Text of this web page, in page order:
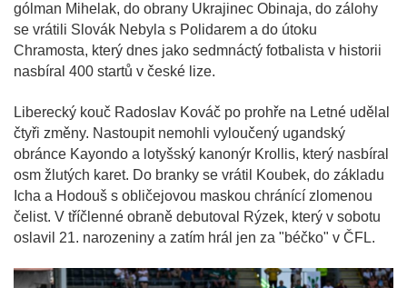
gólman Mihelak, do obrany Ukrajinec Obinaja, do zálohy
se vrátili Slovák Nebyla s Polidarem a do útoku
Chramosta, který dnes jako sedmnáctý fotbalista v historii
nasbíral 400 startů v české lize.
Liberecký kouč Radoslav Kováč po prohře na Letné udělal
čtyři změny. Nastoupit nemohli vyloučený ugandský
obránce Kayondo a lotyšský kanonýr Krollis, který nasbíral
osm žlutých karet. Do branky se vrátil Koubek, do základu
Icha a Hodouš s obličejovou maskou chránící zlomenou
čelist. V tříčlenné obraně debutoval Rýzek, který v sobotu
oslavil 21. narozeniny a zatím hrál jen za "béčko" v ČFL.